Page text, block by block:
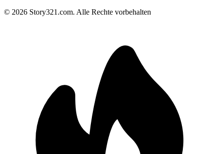
© 2026 Story321.com. Alle Rechte vorbehalten